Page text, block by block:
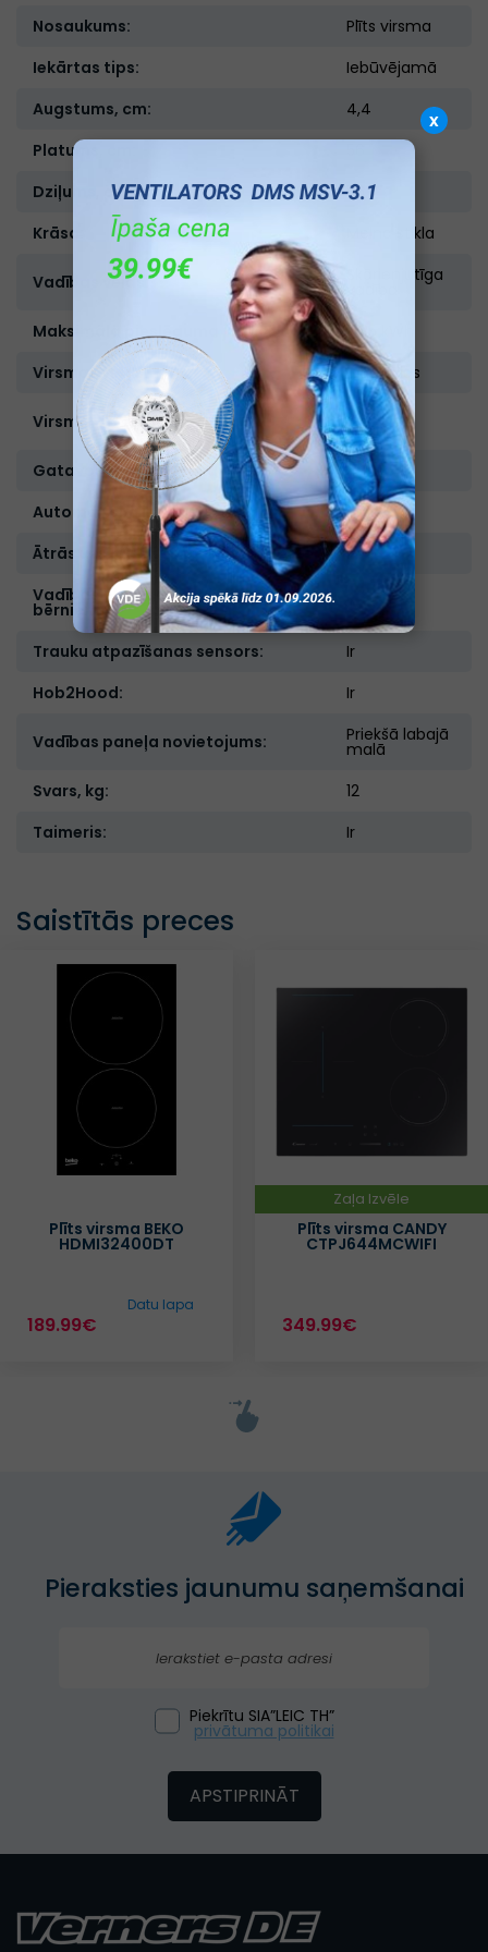
Nosaukums:
Plīts virsma
Iekārtas tips:
Iebūvējamā
Augstums, cm:
4,4
Platums, cm:
Dziļums, cm:
56
Krāsa:
Melna stikla
Vadības veids: Skārienjutīga
Maksimālā pieslēguma jauda:
7,35 kWh
Virsmas veids:
Indukcijas
Virsmas materiāls: Stikla
keramika
Gatavošanas zonu skaits:
4
Automātiskā izslēgšanās:
Ir
Ātrās uzsildīšanas funkcija (Booster):
Ir
Vadības bloķēšana "aizsardzība no
bērniem":
Trauku atpazīšanas sensors:
Ir
Hob2Hood:
Ir
Vadības paneļa novietojums: Priekšā labajā
malā
Svars, kg:
12
Taimeris:
Ir
Saistītās preces
Plīts virsma BEKO
HDMI32400DT
189.99€
Datu lapa
Zaļa Izvēle
Plīts virsma CANDY
CTPJ644MCWIFI
349.99€
Pieraksties jaunumu saņemšanai
Piekrītu SIA”LEIC TH”
privātuma politikai
APSTIPRINĀT
x